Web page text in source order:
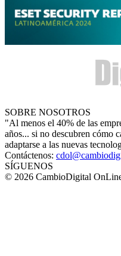
SOBRE NOSOTROS
"Al menos el 40% de las
años... si no descubren cómo
adaptarse a las nuevas
Contáctenos:
SÍGUENOS
© 2026 CambioDigital